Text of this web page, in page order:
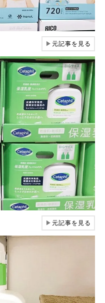
▶元記事を見る
▶元記事を見る